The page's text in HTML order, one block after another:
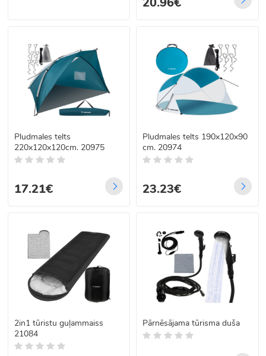
Pludmales telts
220x120x120cm. 20975
17.21€
Pludmales telts 190x120x90
cm. 20974
23.23€
2in1 tūristu guļammaiss
21084
Pārnēsājama tūrisma duša